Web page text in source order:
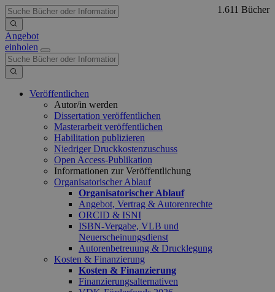
Angebot
einholen
Veröffentlichen
Autor/in werden
Dissertation veröffentlichen
Masterarbeit veröffentlichen
Habilitation publizieren
Niedriger Druckkostenzuschuss
Open Access-Publikation
Informationen zur Veröffentlichung
Organisatorischer Ablauf
Organisatorischer Ablauf
Angebot, Vertrag & Autorenrechte
ORCID & ISNI
ISBN-Vergabe, VLB und
Neuerscheinungsdienst
Autorenbetreuung & Drucklegung
Kosten & Finanzierung
Kosten & Finanzierung
Finanzierungsalternativen
1.611 Bücher